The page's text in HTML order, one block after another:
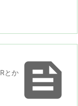

とか